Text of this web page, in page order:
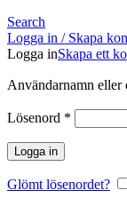
Search
Logga in / Skapa
Logga inSkapa ett
Användarnamn eller
Lösenord *
Logga in
Glömt lösenordet?